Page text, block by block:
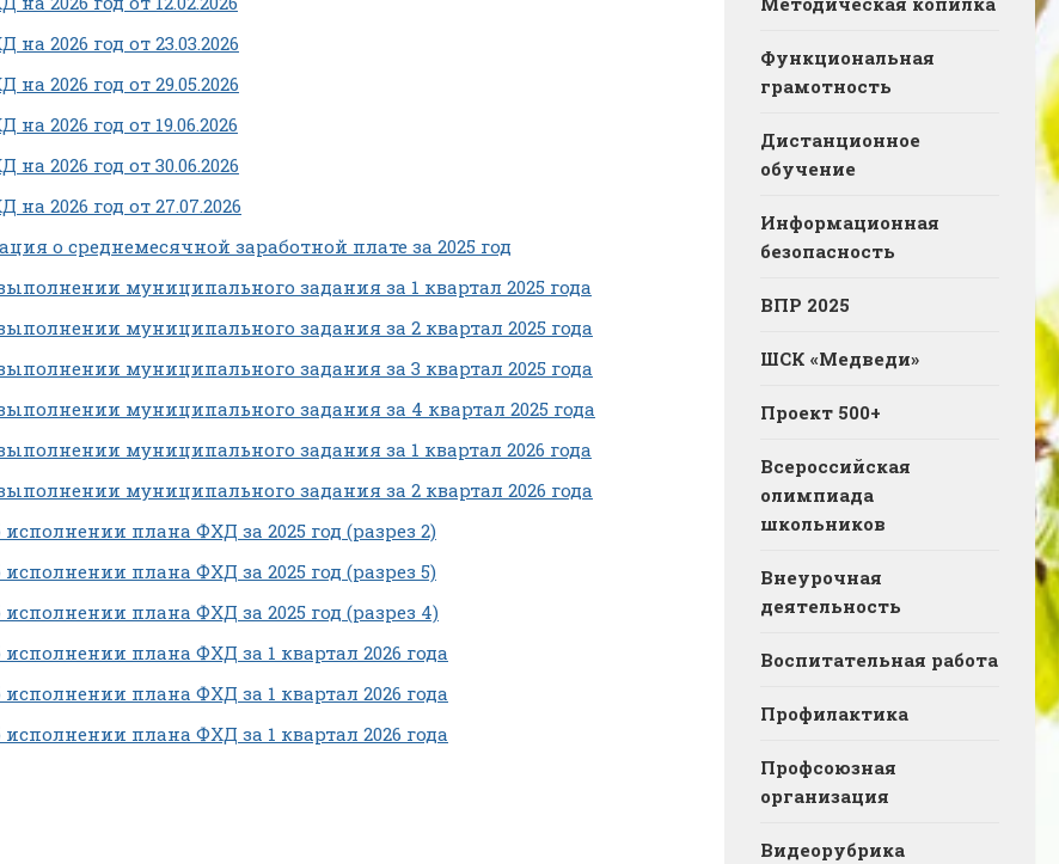
2026 год от 23.03.2026
2026 год от 29.05.2026
2026 год от 19.06.2026
2026 год от 30.06.2026
2026 год от 27.07.2026
о среднемесячной заработной плате за 2025 год
муниципального задания за 1 квартал 2025 года
муниципального задания за 2 квартал 2025 года
муниципального задания за 3 квартал 2025 года
муниципального задания за 4 квартал 2025 года
муниципального задания за 1 квартал 2026 года
муниципального задания за 2 квартал 2026 года
исполнении плана ФХД за 2025 год (разрез 2)
исполнении плана ФХД за 2025 год (разрез 5)
исполнении плана ФХД за 2025 год (разрез 4)
исполнении плана ФХД за 1 квартал 2026 года
исполнении плана ФХД за 1 квартал 2026 года
исполнении плана ФХД за 1 квартал 2026 года
Функциональная
грамотность
Дистанционное
обучение
Информационная
безопасность
ВПР 2025
ШСК «Медведи»
Проект 500+
Всероссийская
олимпиада
школьников
Внеурочная
деятельность
Воспитательная работа
Профилактика
Профсоюзная
организация
Видеорубрика